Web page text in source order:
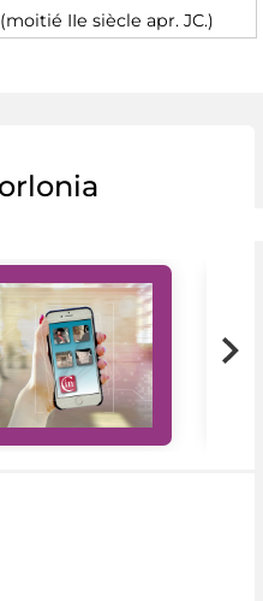
IIe siècle apr. JC.)